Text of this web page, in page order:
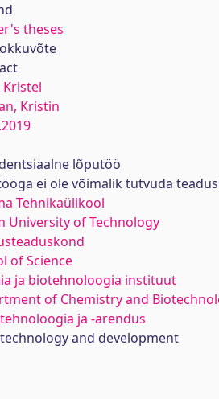
theses
Kristel
Kristin
lõputöö
ei ole võimalik tutvuda
Tehnikaülikool
University of Technology
of Science
ja biotehnoloogia instituut
of Chemistry and
ja -arendus
and development